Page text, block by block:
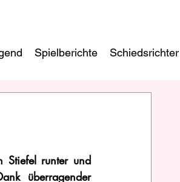
Spielberichte Schiedsrichter
Stiefel runter und
überragender